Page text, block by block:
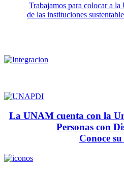
Trabajamos para colocar a
de las instituciones
La UNAM cuenta con la
Personas con
Conoce